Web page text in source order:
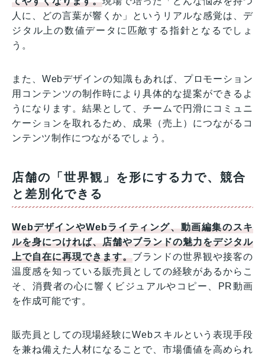
人に、どの言葉が響くか」というリアルな感覚は、デ
ジタル上の数値データに匹敵する指針となるでしょ
う。
また、Webデザインの知識もあれば、プロモーション
用コンテンツの制作時により具体的な提案ができるよ
うになります。結果として、チームで円滑にコミュニ
ケーションを取れるため、成果（売上）につながるコ
ンテンツ制作につながるでしょう。
店舗の「世界観」を形にする力で、競合
と差別化できる
WebデザインやWebライティング、動画編集のスキ
ルを身につければ、店舗やブランドの魅力をデジタル
上で自在に再現できます。ブランドの世界観や接客の
温度感を知っている販売員としての経験があるからこ
そ、消費者の心に響くビジュアルやコピー、PR動画
を作成可能です。
販売員としての現場経験にWebスキルという表現手段
を兼ね備えた人材になることで、市場価値を高められ